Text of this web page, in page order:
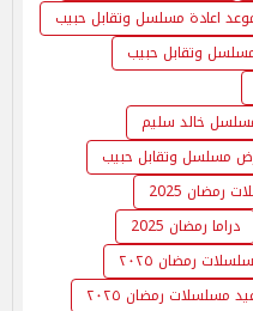
اعادة مسلسل وتقابل حبيب
وتقابل حبيب
خالد سليم
مسلسل وتقابل حبيب
رمضان 2025
دراما رمضان 2025
رمضان ٢٠٢٥
مسلسلات رمضان ٢٠٢٥